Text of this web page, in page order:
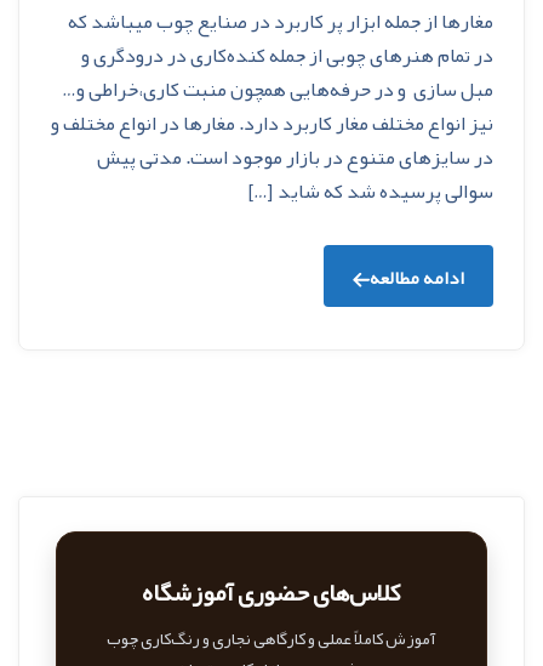
مغارها از جمله ابزار پر کاربرد در صنایع چوب میباشد که
در تمام هنرهای چوبی از جمله کنده‌کاری در درودگری و
مبل سازی و در حرفه‌هایی همچون منبت کاری،خراطی و…
نیز انواع مختلف مغار کاربرد دارد. مغارها در انواع مختلف و
در سایزهای متنوع در بازار موجود است. مدتی پیش
سوالی پرسیده شد که شاید […]
ادامه مطالعه
کلاس‌های حضوری آموزشگاه
آموزش کاملاً عملی و کارگاهی نجاری و رنگ‌کاری چوب